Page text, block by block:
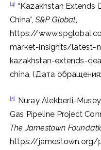
[4] “Kazakhstan Extends
China”, S&P Global,
https://
market-insights/latest-
kazakhstan-extends-
china, (Дата
[5] Nuray Alekberli-
Gas Pipeline Project
The Jamestown
https://jamestown.org/